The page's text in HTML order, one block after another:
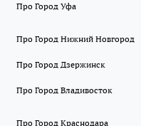
Про Город Уфа
Про Город Нижний Новгород
Про Город Дзержинск
Про Город Владивосток
Про Город Краснодара